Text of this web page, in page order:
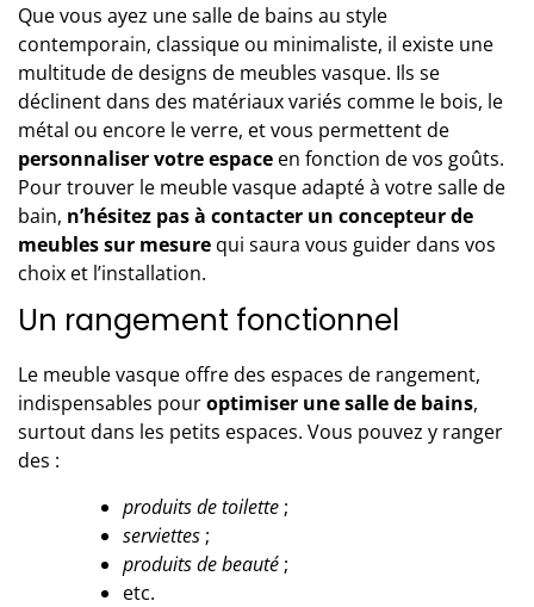
Que vous ayez une salle de bains au style
contemporain, classique ou minimaliste, il existe une
multitude de designs de meubles vasque. Ils se
déclinent dans des matériaux variés comme le bois, le
métal ou encore le verre, et vous permettent de
personnaliser votre espace en fonction de vos goûts.
Pour trouver le meuble vasque adapté à votre salle de
bain, n’hésitez pas à contacter un concepteur de
meubles sur mesure qui saura vous guider dans vos
choix et l’installation.
Un rangement fonctionnel
Le meuble vasque offre des espaces de rangement,
indispensables pouroptimiser une salle de bains,
surtout dans les petits espaces. Vous pouvez y ranger
des :
produits de toilette ;
serviettes ;
produits de beauté ;
etc.